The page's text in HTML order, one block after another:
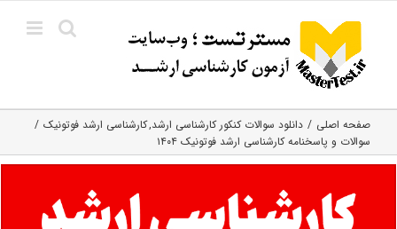
content
صفحه اصلی دانلود سوالات کنکور کارشناسی ارشد کارشناسی ارشد فوتونیک
سوالات و پاسخنامه کارشناسی ارشد فوتونیک ۱۴۰۴